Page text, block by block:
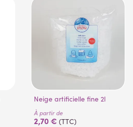
Neige artificielle fine 2l
À partir de
2,70 € (TTC)